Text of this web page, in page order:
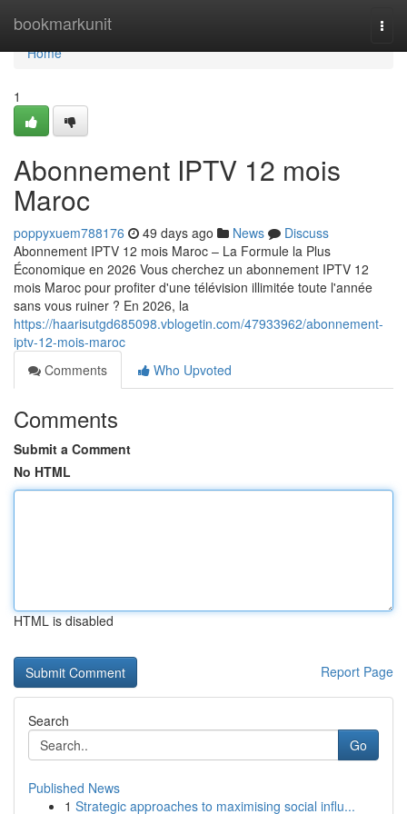
bookmarkunit
Home
Home
1
Abonnement IPTV 12 mois
Maroc
poppyxuem788176 49 days ago News
Discuss
Abonnement IPTV 12 mois Maroc – La Formule la Plus
Économique en 2026 Vous cherchez un abonnement IPTV 12
mois Maroc pour profiter d'une télévision illimitée toute l'année
sans vous ruiner ? En 2026, la
https://haarisutgd685098.vblogetin.com/47933962/abonnement-
iptv-12-mois-maroc
Comments
Who Upvoted
Comments
Submit a Comment
No HTML
HTML is disabled
Report Page
Search
Go
Published News
1 Strategic approaches to maximising social influ...